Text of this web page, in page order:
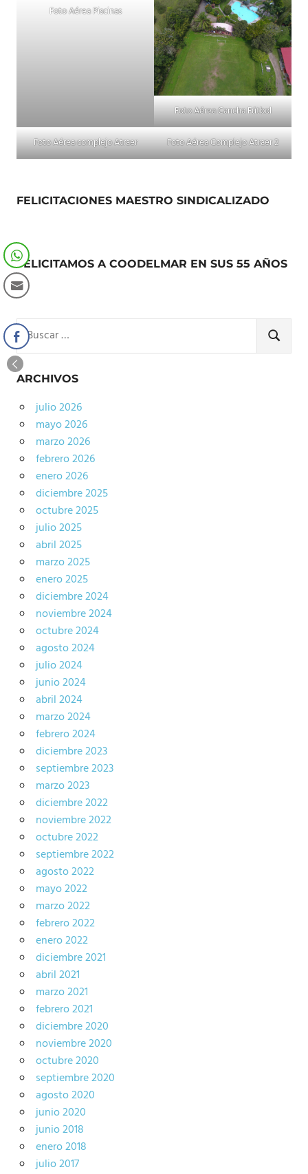
Foto Aérea Piscinas
Foto Aérea Cancha Fútbol
Foto Aérea complejo Atraer Foto Aérea Complejo Atraer 2
FELICITACIONES MAESTRO SINDICALIZADO
FELICITAMOS A COODELMAR EN SUS 55 AÑOS
Buscar:
ARCHIVOS
julio 2026
mayo 2026
marzo 2026
febrero 2026
enero 2026
diciembre 2025
octubre 2025
julio 2025
abril 2025
marzo 2025
enero 2025
diciembre 2024
noviembre 2024
octubre 2024
agosto 2024
julio 2024
junio 2024
abril 2024
marzo 2024
febrero 2024
diciembre 2023
septiembre 2023
marzo 2023
diciembre 2022
noviembre 2022
octubre 2022
septiembre 2022
agosto 2022
mayo 2022
marzo 2022
febrero 2022
enero 2022
diciembre 2021
abril 2021
marzo 2021
febrero 2021
diciembre 2020
noviembre 2020
octubre 2020
septiembre 2020
agosto 2020
junio 2020
junio 2018
enero 2018
julio 2017